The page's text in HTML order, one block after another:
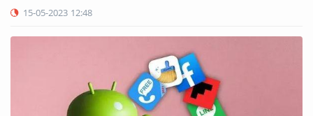
15-05-2023 12:48